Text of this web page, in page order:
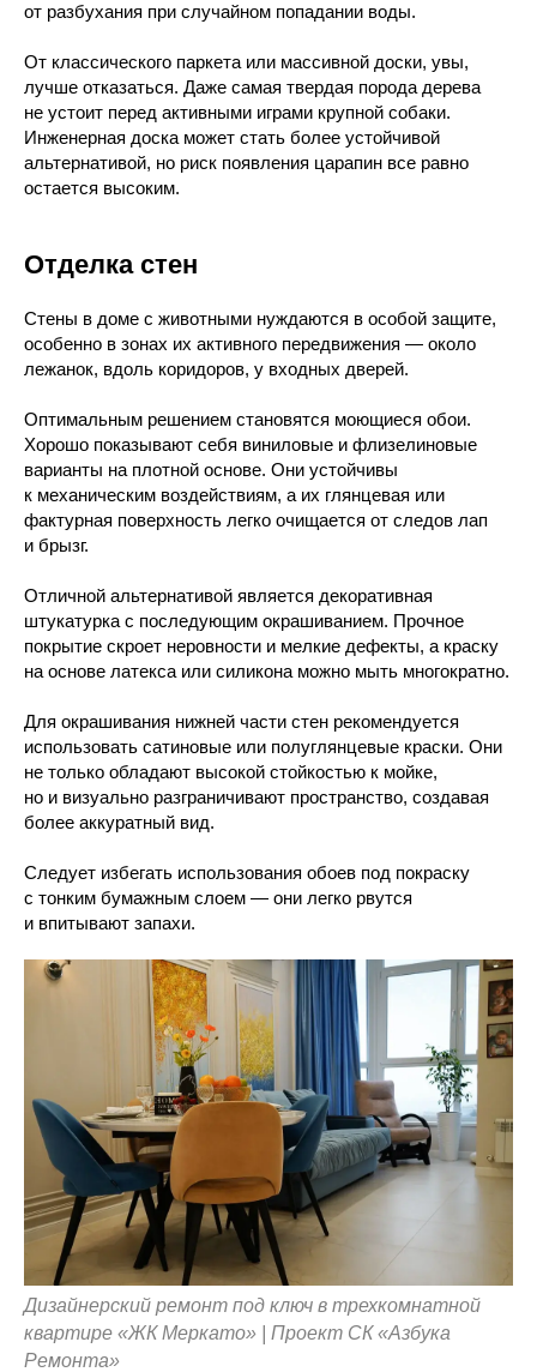
от разбухания при случайном попадании воды.
От классического паркета или массивной доски, увы,
лучше отказаться. Даже самая твердая порода дерева
не устоит перед активными играми крупной собаки.
Инженерная доска может стать более устойчивой
альтернативой, но риск появления царапин все равно
остается высоким.
Отделка стен
Стены в доме с животными нуждаются в особой защите,
особенно в зонах их активного передвижения — около
лежанок, вдоль коридоров, у входных дверей.
Оптимальным решением становятся моющиеся обои.
Хорошо показывают себя виниловые и флизелиновые
варианты на плотной основе. Они устойчивы
к механическим воздействиям, а их глянцевая или
фактурная поверхность легко очищается от следов лап
и брызг.
Отличной альтернативой является декоративная
штукатурка с последующим окрашиванием. Прочное
покрытие скроет неровности и мелкие дефекты, а краску
на основе латекса или силикона можно мыть многократно.
Для окрашивания нижней части стен рекомендуется
использовать сатиновые или полуглянцевые краски. Они
не только обладают высокой стойкостью к мойке,
но и визуально разграничивают пространство, создавая
более аккуратный вид.
Следует избегать использования обоев под покраску
с тонким бумажным слоем — они легко рвутся
и впитывают запахи.
Дизайнерский ремонт под ключ в трехкомнатной
квартире «ЖК Меркато» | Проект СК «Азбука
Ремонта»